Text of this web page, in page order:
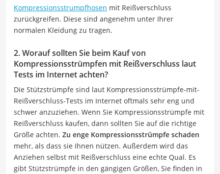
Kompressionsstrumpfhosen mit Reißverschluss
zurückgreifen. Diese sind angenehm unter Ihrer
normalen Kleidung zu tragen.
2. Worauf sollten Sie beim Kauf von
Kompressionsstrümpfen mit Reißverschluss laut
Tests im Internet achten?
Die Stützstrümpfe sind laut Kompressionsstrümpfe-mit-
Reißverschluss-Tests im Internet oftmals sehr eng und
schwer anzuziehen. Wenn Sie Kompressionsstrümpfe mit
Reißverschluss kaufen, dann sollten Sie auf die richtige
Größe achten. Zu enge Kompressionsstrümpfe schaden
mehr, als dass sie Ihnen nützen. Außerdem wird das
Anziehen selbst mit Reißverschluss eine echte Qual. Es
gibt Stützstrümpfe in den gängigen Größen, Sie finden in